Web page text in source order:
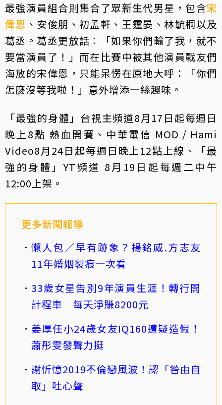
最強演員組合則集合了眾新生代男星，包含宋
偉恩 、安俊朋、初孟軒、王霆晏、林毓桐以及
葛丞。葛丞更放話：「如果你們輸了我，就不
要當演員了！」而在比賽中被其他演員戰友們
海放的宋偉恩，只能呆愣在原地大呼：「你們
怎麼沒等我啦！」意外增添一絲趣味。
「最強的身體」台視主頻道8月17日起每週日
晚上8點 熱血開賽、中華電信 MOD / Hami
Video8月24日起每週日晚上12點上線、「最
強的身體」YT頻道 8月19日起每週二中午
12:00上架。
更多新聞報導
懶人包／早有跡象？楊銘威.方志友
11年婚姻裂痕一次看
33歲女星告別9年演員生涯！轉行開
計程車 每天淨賺8200元
姜厚任小24歲女友IQ160遭疑造假！
蕭彤雯發聲力挺
謝忻憶2019不倫戀風波！認「咎由自
取」吐心聲